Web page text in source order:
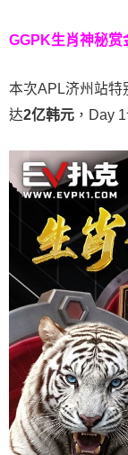
GGPK生肖神秘赏
本次APL济州站特
达2亿韩元 ，Day